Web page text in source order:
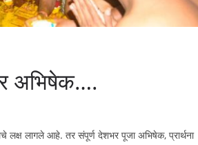
अभिषेक….
लागले आहे. तर संपूर्ण देशभर पूजा अभिषेक, प्रार्थना